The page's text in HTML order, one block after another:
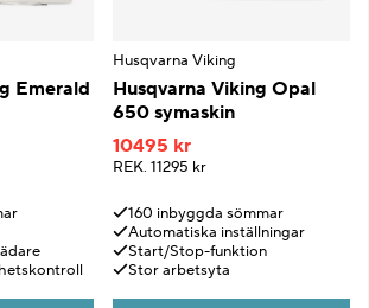
Emerald
Husqvarna Viking
Husqvarna Viking Opal
650 symaskin
10495 kr
REK. 11295 kr
160 inbyggda sömmar
Automatiska inställningar
Start/Stop-funktion
Stor arbetsyta